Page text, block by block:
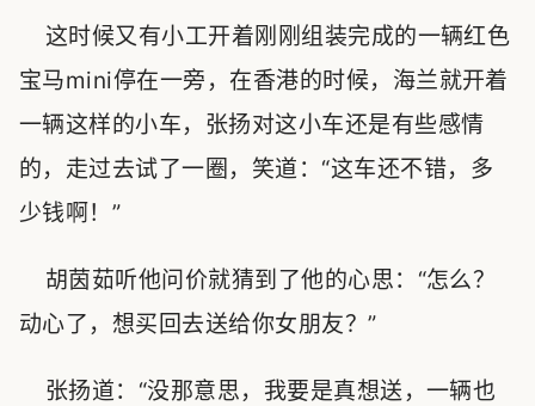
这时候又有小工开着刚刚组装完成的一辆红色
宝马mini停在一旁，在香港的时候，海兰就开着
一辆这样的小车，张扬对这小车还是有些感情
的，走过去试了一圈，笑道：“这车还不错，多
少钱啊！”
胡茵茹听他问价就猜到了他的心思：“怎么？
动心了，想买回去送给你女朋友？”
张扬道：“没那意思，我要是真想送，一辆也